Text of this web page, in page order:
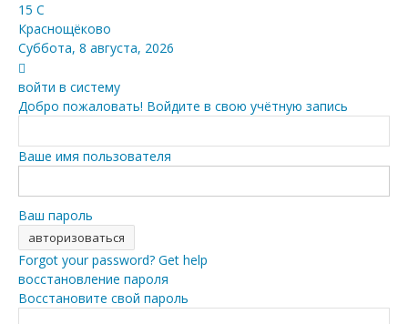
15 C
Краснощёково
Суббота, 8 августа, 2026
войти в систему
Добро пожаловать! Войдите в свою учётную запись
Ваше имя пользователя
Ваш пароль
Forgot your password? Get help
восстановление пароля
Восстановите свой пароль